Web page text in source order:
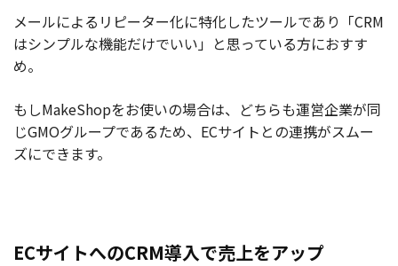
メールによるリピーター化に特化したツールであり「CRM
はシンプルな機能だけでいい」と思っている方におすす
め。
もしMakeShopをお使いの場合は、どちらも運営企業が同
じGMOグループであるため、ECサイトとの連携がスムー
ズにできます。
ECサイトへのCRM導入で売上をアップ